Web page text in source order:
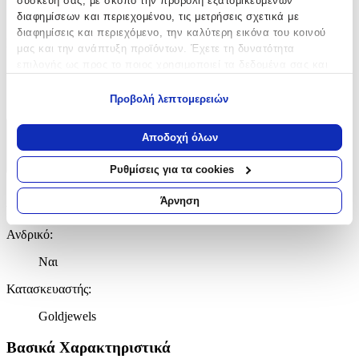
διαφημίσεων και περιεχομένου, τις μετρήσεις σχετικά με
διαφημίσεις και περιεχόμενο, την καλύτερη εικόνα του κοινού
μας και την ανάπτυξη προϊόντων. Έχετε τη δυνατότητα
Να συλλέξουμε πληροφορίες σχετικά με τη γεωγραφική
σας τοποθεσία, οι οποίες μπορεί να είναι ακριβείς σε
απόσταση μερικών μέτρων
Να αναγνωρίσουμε τη συσκευή σας σαρώνοντας ενεργά
για συγκεκριμένα χαρακτηριστικά (δακτυλικό αποτύπωμα)
Μάθετε περισσότερα σχετικά με τον τρόπο επεξεργασίας των
προσωπικών σας δεδομένων και καθορίστε τις προτιμήσεις σας
ανακαλέσετε τη συγκατάθεσή σας ανά πάσα στιγμή από τη
Χρησιμοποιούμε cookies ώστε η τοποθεσία μας να λειτουργεί
σωστά, να εξατομικεύουμε περιεχόμενο και διαφημίσεις, να
παρέχουμε λειτουργίες μέσων κοινωνικής δικτύωσης και να
Προβολή λεπτομερειών
Αποδοχή όλων
Ρυθμίσεις για τα cookies
Άρνηση
Λαιμού
Πάχος
0.3
Ανδρικό:
Ναι
Κατασκευαστής:
Goldjewels
Βασικά Χαρακτηριστικά